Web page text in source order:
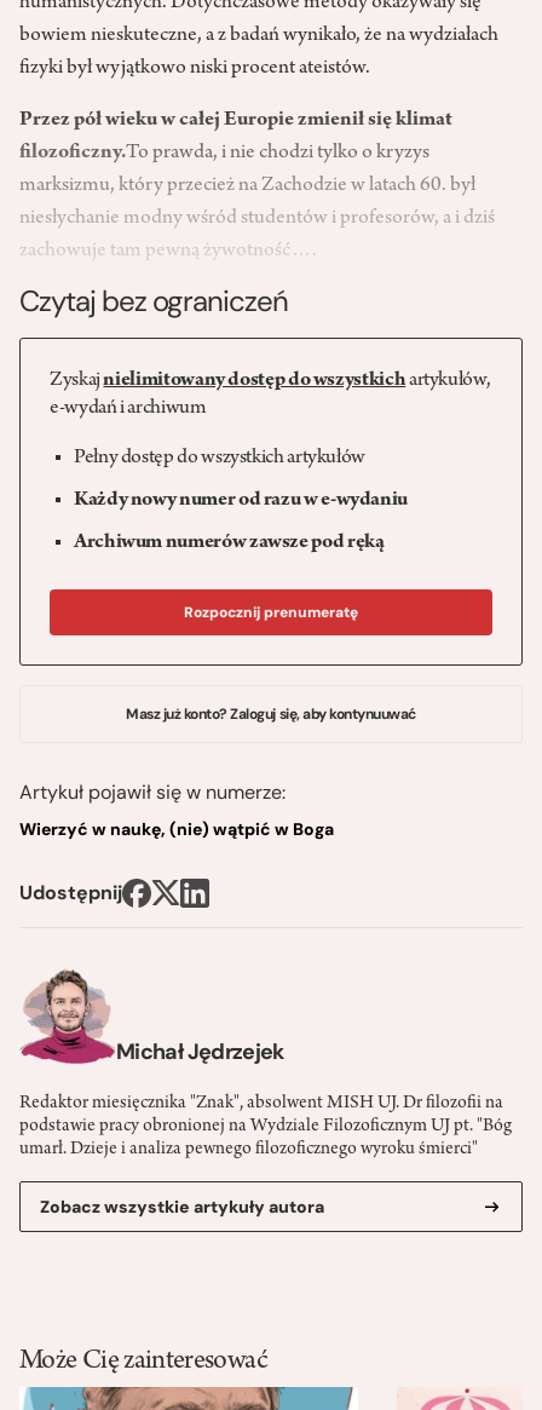
Michał Jędrzejek
Redaktor miesięcznika "Znak", absolwent MISH UJ. Dr filozofii na
podstawie pracy obronionej na Wydziale Filozoficznym UJ pt. "Bóg
umarł. Dzieje i analiza pewnego filozoficznego wyroku śmierci"
Zobacz wszystkie artykuły autora
bowiem nieskuteczne, a z badań wynikało, że na wydziałach
fizyki był wyjątkowo niski procent ateistów.
Przez pół wieku w całej Europie zmienił się klimat
filozoficzny.To prawda, i nie chodzi tylko o kryzys
marksizmu, który przecież na Zachodzie w latach 60. był
niesłychanie modny wśród studentów i profesorów, a i dziś
zachowuje tam pewną żywotność….
Czytaj bez ograniczeń
Zyskajnielimitowany dostęp do wszystkichartykułów,
e-wydań i archiwum
Pełny dostęp do wszystkich artykułów
Każdy nowy numer od razu w e-wydaniu
Archiwum numerów zawsze pod ręką
Rozpocznij prenumeratę
Masz już konto? Zaloguj się, aby kontynuuwać
Artykuł pojawił się w numerze:
Wierzyć w naukę, (nie) wątpić w Boga
Udostępnij
Może Cię zainteresować